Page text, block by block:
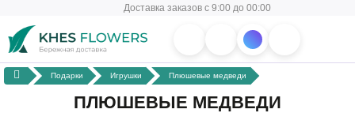
Доставка заказов с 9:00 до 00:00
Подарки Игрушки Плюшевые медведи
ПЛЮШЕВЫЕ МЕДВЕДИ